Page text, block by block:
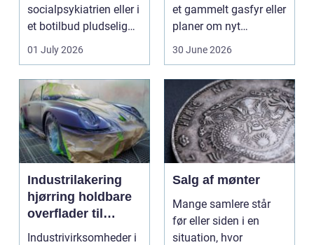
socialpsykiatrien eller i
et botilbud pludselig
ændrer sig, k...
01 July 2026
et gammelt gasfyr eller
planer om nyt
badeværelse, bliver
30 June 2026
Industrilakering
hjørring holdbare
overflader til
industri og erhverv
Industrivirksomheder i
Salg af mønter
Mange samlere står
før eller siden i en
situation, hvor